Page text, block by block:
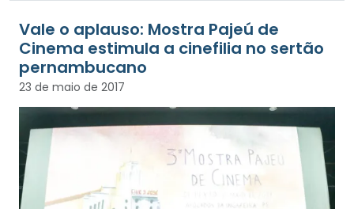
Vale o aplauso: Mostra Pajeú de
Cinema estimula a cinefilia no sertão
pernambucano
23 de maio de 2017